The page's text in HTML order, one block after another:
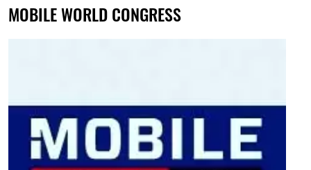
MOBILE WORLD CONGRESS